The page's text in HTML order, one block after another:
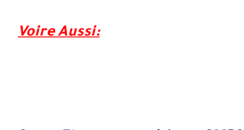
Voire Aussi: